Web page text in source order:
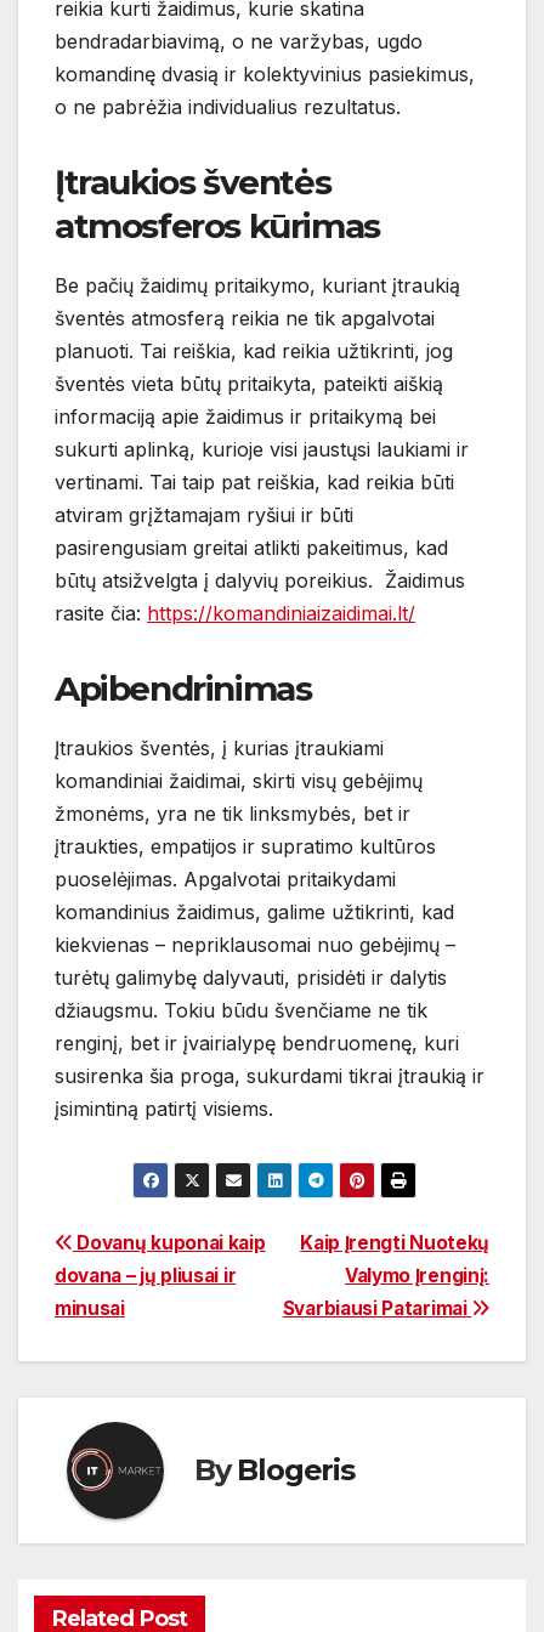
reikia kurti žaidimus, kurie skatina
bendradarbiavimą, o ne varžybas, ugdo
komandinę dvasią ir kolektyvinius pasiekimus,
o ne pabrėžia individualius rezultatus.
Įtraukios šventės
atmosferos kūrimas
Be pačių žaidimų pritaikymo, kuriant įtraukią
šventės atmosferą reikia ne tik apgalvotai
planuoti. Tai reiškia, kad reikia užtikrinti, jog
šventės vieta būtų pritaikyta, pateikti aiškią
informaciją apie žaidimus ir pritaikymą bei
sukurti aplinką, kurioje visi jaustųsi laukiami ir
vertinami. Tai taip pat reiškia, kad reikia būti
atviram grįžtamajam ryšiui ir būti
pasirengusiam greitai atlikti pakeitimus, kad
būtų atsižvelgta į dalyvių poreikius. Žaidimus
rasite čia: https://komandiniaizaidimai.lt/
Apibendrinimas
Įtraukios šventės, į kurias įtraukiami
komandiniai žaidimai, skirti visų gebėjimų
žmonėms, yra ne tik linksmybės, bet ir
įtraukties, empatijos ir supratimo kultūros
puoselėjimas. Apgalvotai pritaikydami
komandinius žaidimus, galime užtikrinti, kad
kiekvienas – nepriklausomai nuo gebėjimų –
turėtų galimybę dalyvauti, prisidėti ir dalytis
džiaugsmu. Tokiu būdu švenčiame ne tik
renginį, bet ir įvairialypę bendruomenę, kuri
susirenka šia proga, sukurdami tikrai įtraukią ir
įsimintiną patirtį visiems.
Navigacija
tarp
įrašų
Kaip Įrengti Nuotekų
Valymo Įrenginį:
Svarbiausi Patarimai
Dovanų kuponai kaip
dovana – jų pliusai ir
minusai
ByBlogeris
Related Post